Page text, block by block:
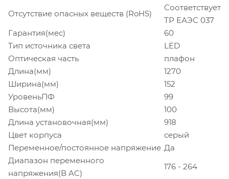
Отсутствие опасных веществ (RoHS)
Соответствует
ТР ЕАЭС 037
Гарантия(мес)
60
Тип источника света
LED
Оптическая часть
плафон
Длина(мм)
1270
Ширина(мм)
152
УровеньПФ
99
Высота(мм)
100
Длина установочная(мм)
918
Цвет корпуса
серый
Переменное/постоянное напряжение Да
Диапазон переменного
напряжения(В AC)
176 - 264